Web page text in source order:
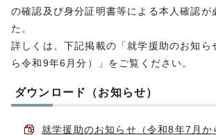
の確認及び身分証明書等による本人確認が
た。
詳しくは、下記掲載の「就学援助のお知ら
ら令和9年6月分）」をご覧ください。
ダウンロード（お知らせ）
就学援助のお知らせ（令和8年7月か